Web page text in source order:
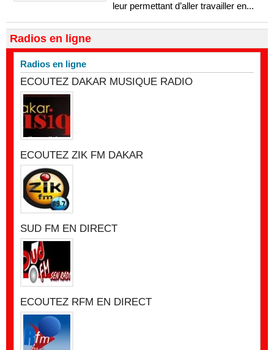
leur permettant d’aller travailler en...
Radios en ligne
Radios en ligne
ECOUTEZ DAKAR MUSIQUE RADIO
ECOUTEZ ZIK FM DAKAR
SUD FM EN DIRECT
ECOUTEZ RFM EN DIRECT